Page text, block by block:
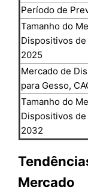
Período de
Tamanho do
Dispositivos
2025
Mercado de
para Gesso,
Tamanho do
Dispositivos
2032
Mercado